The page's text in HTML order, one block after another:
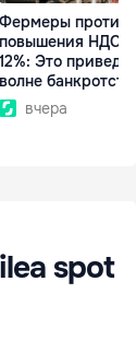
Фермеры против
повышения НДС
12%: Это
волне банкротств
вчера
spot